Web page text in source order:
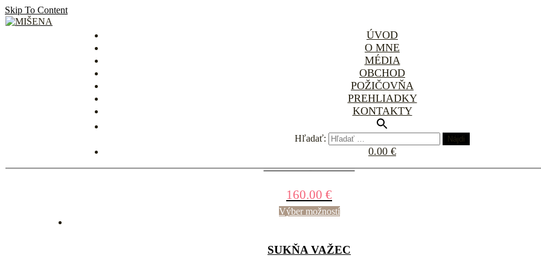
Skip To Content
ÚVOD
O MNE
MÉDIA
OBCHOD
POŽIČOVŇA
PREHLIADKY
KONTAKTY
Hľadať:
0.00 €
ÚZKA SMOTANOVÁ SUKŇA
SUKŇA DÚŽAVA
160.00 €
Výber možností
SUKŇA VAŽEC